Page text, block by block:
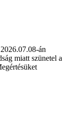
án
miatt szünetel a